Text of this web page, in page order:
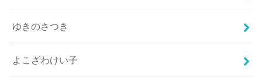
ゆきのさつき
よこざわけい子